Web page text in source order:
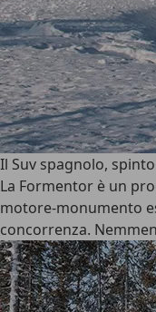
Il Suv spagnolo,
La Formentor è un
motore-monumento
concorrenza.